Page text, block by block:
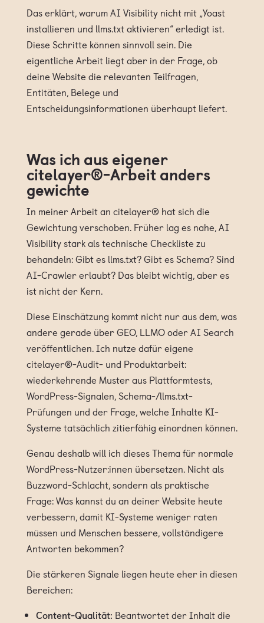
Das erklärt, warum AI Visibility nicht mit „Yoast
installieren und llms.txt aktivieren“ erledigt ist.
Diese Schritte können sinnvoll sein. Die
eigentliche Arbeit liegt aber in der Frage, ob
deine Website die relevanten Teilfragen,
Entitäten, Belege und
Entscheidungsinformationen überhaupt liefert.
Was ich aus eigener
citelayer®-Arbeit anders
gewichte
In meiner Arbeit an citelayer® hat sich die
Gewichtung verschoben. Früher lag es nahe, AI
Visibility stark als technische Checkliste zu
behandeln: Gibt es llms.txt? Gibt es Schema? Sind
AI-Crawler erlaubt? Das bleibt wichtig, aber es
ist nicht der Kern.
Diese Einschätzung kommt nicht nur aus dem, was
andere gerade über GEO, LLMO oder AI Search
veröffentlichen. Ich nutze dafür eigene
citelayer®-Audit- und Produktarbeit:
wiederkehrende Muster aus Plattformtests,
WordPress-Signalen, Schema-/llms.txt-
Prüfungen und der Frage, welche Inhalte KI-
Systeme tatsächlich zitierfähig einordnen können.
Genau deshalb will ich dieses Thema für normale
WordPress-Nutzer:innen übersetzen. Nicht als
Buzzword-Schlacht, sondern als praktische
Frage: Was kannst du an deiner Website heute
verbessern, damit KI-Systeme weniger raten
müssen und Menschen bessere, vollständigere
Antworten bekommen?
Die stärkeren Signale liegen heute eher in diesen
Bereichen:
Content-Qualität: Beantwortet der Inhalt die